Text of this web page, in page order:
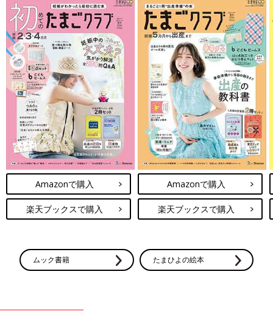
Amazonで購入
楽天ブックスで購入
Amazonで購入
楽天ブックスで購入
ムック書籍 たまひよの絵本